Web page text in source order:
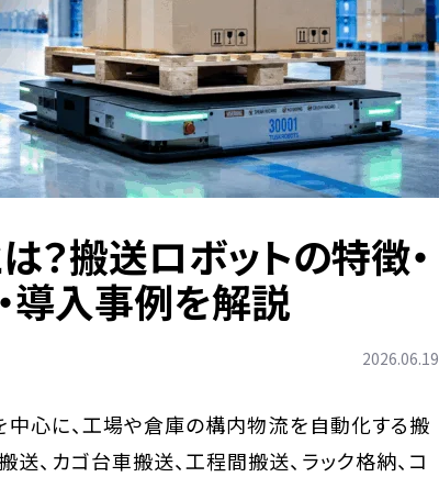
？搬送ロボットの特徴・
導入事例を解説
2026.06.19
中心に、工場や倉庫の構内物流を自動化する搬
送、カゴ台車搬送、工程間搬送、ラック格納、コ